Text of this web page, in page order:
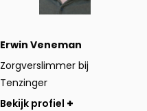
Erwin Veneman
Zorgverslimmer bij
Tenzinger
Bekijk profiel